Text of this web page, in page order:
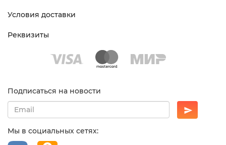
Условия доставки
Реквизиты
Подписаться на новости
Мы в социальных сетях: